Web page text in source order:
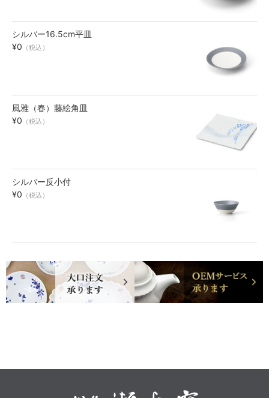
シルバー16.5cm平皿
¥0 （税込）
風雅（春）藤絵角皿
¥0 （税込）
シルバー反小付
¥0 （税込）